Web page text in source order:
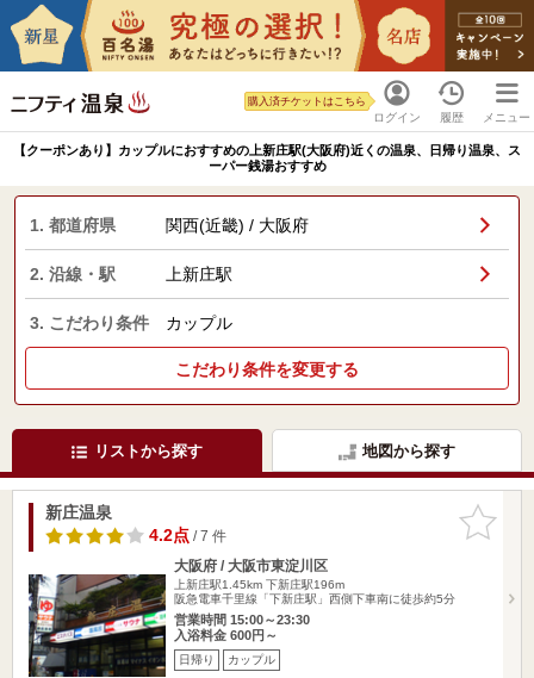
ログイン
購入済チケットはこちら
履歴 メニュー
【クーポンあり】カップルにおすすめの上新庄駅(大阪府)近くの温泉、日帰り温泉、ス
ーパー銭湯おすすめ
1. 都道府県 関西(近畿) / 大阪府
2. 沿線・駅 上新庄駅
3. こだわり条件 カップル
こだわり条件を変更する
リストから探す 地図から探す
お気に入
りに追加
新庄温泉
4.2点/ 7 件
大阪府 / 大阪市東淀川区
上新庄駅1.45km 下新庄駅196m
阪急電車千里線「下新庄駅」西側下車南に徒歩約5分
営業時間 15:00～23:30
入浴料金 600円～
日帰り カップル